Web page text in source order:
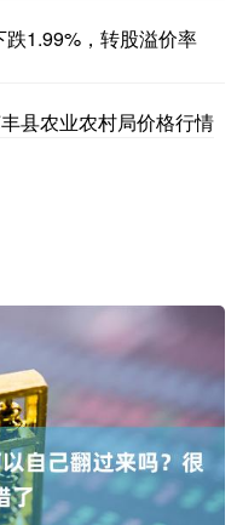
1.99%，转股溢价率
县农业农村局价格行情